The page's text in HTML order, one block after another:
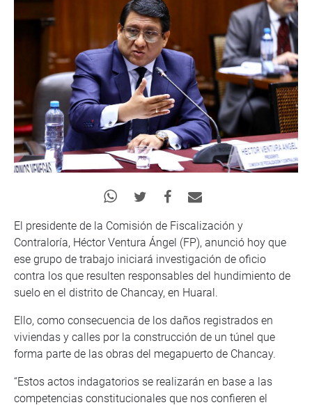
El presidente de la Comisión de Fiscalización y
Contraloría, Héctor Ventura Ángel (FP), anunció hoy que
ese grupo de trabajo iniciará investigación de oficio
contra los que resulten responsables del hundimiento de
suelo en el distrito de Chancay, en Huaral.
Ello, como consecuencia de los daños registrados en
viviendas y calles por la construcción de un túnel que
forma parte de las obras del megapuerto de Chancay.
“Estos actos indagatorios se realizarán en base a las
competencias constitucionales que nos confieren el